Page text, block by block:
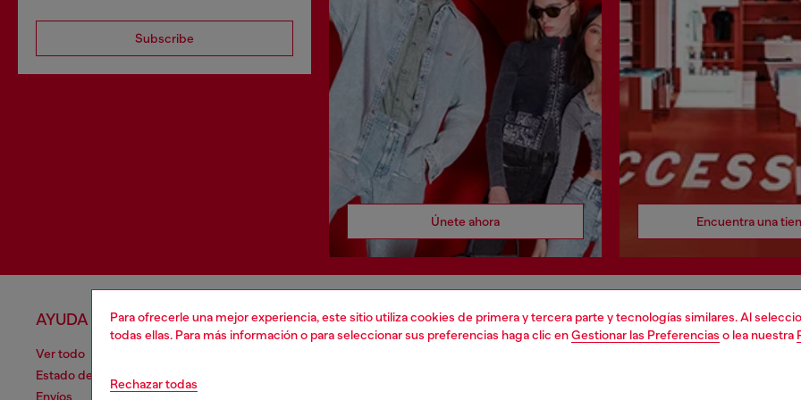
Para ofrecerle una mejor experiencia, este sitio utiliza cookies de primera y tercera parte y tecnologías similares. Al
todas ellas. Para más información o para seleccionar sus preferencias haga clic enGestionar las Preferencias o lea nuestra
Rechazar todas
Subscribe
Únete ahora Encuentra una
AYUDA
Ver todo
Estado de la orden
Envíos
APARTADO LEGAL WORLD OF DIESEL